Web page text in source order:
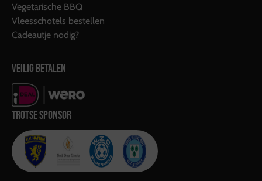
Vegetarische BBQ
Vleesschotels bestellen
Cadeautje nodig?
VEILIG BETALEN
TROTSE SPONSOR